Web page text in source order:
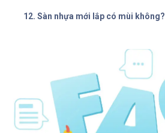
12. Sàn nhựa mới lắp có mùi không?